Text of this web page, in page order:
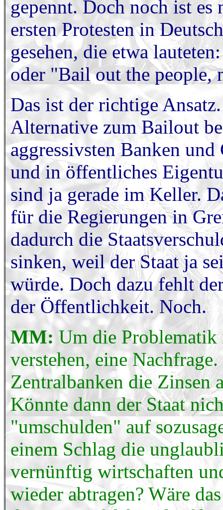
gepennt. Doch noch ist es
ersten Protesten in
gesehen, die etwa
oder "Bail out the people,
Das ist der richtige
Alternative zum Bailout
aggressivsten Banken
und in öffentliches
sind ja gerade im Keller.
für die Regierungen in
dadurch die
sinken, weil der Staat ja
würde. Doch dazu fehlt
der Öffentlichkeit. Noch.
MM: Um die Problematik
verstehen, eine
Zentralbanken die Zinsen
Könnte dann der Staat
"umschulden" auf
einem Schlag die
vernünftig wirtschaften
wieder abtragen? Wäre